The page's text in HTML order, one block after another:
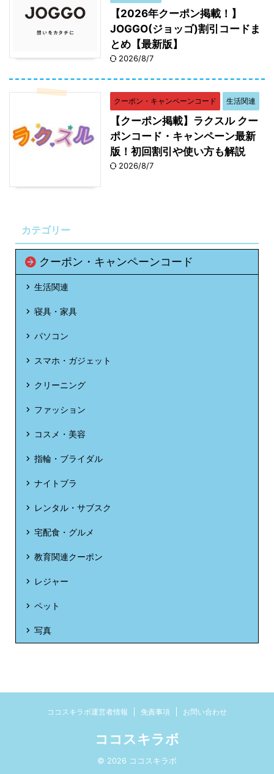
【2026年クーポン掲載！】
JOGGO(ジョッゴ)割引コードま
とめ【最新版】
2026/8/7
クーポン・キャンペーンコード 生活関連
【クーポン掲載】ラクスル クー
ポンコード・キャンペーン最新
版！初回割引や使い方も解説
2026/8/7
カテゴリー
クーポン・キャンペーンコード
生活関連
寝具・家具
パソコン
スマホ・ガジェット
クリーニング
ファッション
コスメ・美容
指輪・ブライダル
ナイトブラ
レンタル・サブスク
宅配食・グルメ
教育関連クーポン
レジャー
ペット
写真
ココスキラボ運営者情報 免責事項 お問い合わせ
ココスキラボ
© 2026 ココスキラボ